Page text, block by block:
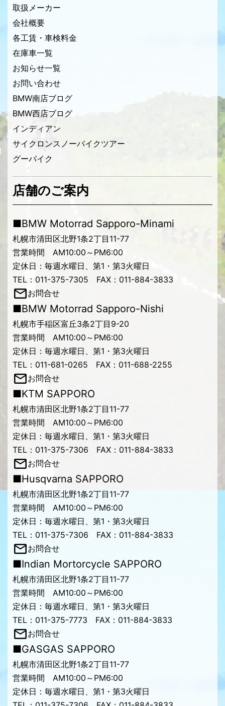
取扱メーカー
会社概要
各工賃・車検料金
在庫車一覧
お知らせ一覧
お問い合わせ
BMW南店ブログ
BMW西店ブログ
インディアン
サイクロンスノーバイクツアー
グーバイク
店舗のご案内
■BMW Motorrad Sapporo-Minami
札幌市清田区北野1条2丁目11-77
営業時間 AM10:00～PM6:00
定休日：毎週水曜日、第1・第3火曜日
TEL：011-375-7305 FAX：011-884-3833
お問合せ
■BMW Motorrad Sapporo-Nishi
札幌市手稲区富丘3条2丁目9-20
営業時間 AM10:00～PM6:00
定休日：毎週水曜日、第1・第3火曜日
TEL：011-681-0265 FAX：011-688-2255
お問合せ
■KTM SAPPORO
札幌市清田区北野1条2丁目11-77
営業時間 AM10:00～PM6:00
定休日：毎週水曜日、第1・第3火曜日
TEL：011-375-7306 FAX：011-884-3833
お問合せ
■Husqvarna SAPPORO
札幌市清田区北野1条2丁目11-77
営業時間 AM10:00～PM6:00
定休日：毎週水曜日、第1・第3火曜日
TEL：011-375-7306 FAX：011-884-3833
お問合せ
■Indian Mortorcycle SAPPORO
札幌市清田区北野1条2丁目11-77
営業時間 AM10:00～PM6:00
定休日：毎週水曜日、第1・第3火曜日
TEL：011-375-7773 FAX：011-884-3833
お問合せ
■GASGAS SAPPORO
札幌市清田区北野1条2丁目11-77
営業時間 AM10:00～PM6:00
定休日：毎週水曜日、第1・第3火曜日